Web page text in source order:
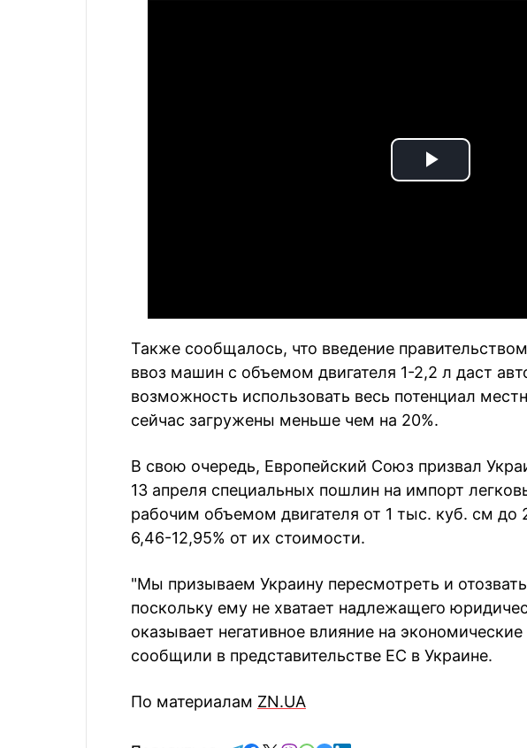
Play
Также сообщалось, что введение
ввоз машин с объемом двигателя 1-2,2 л даст
возможность использовать весь потенциал
сейчас загружены меньше чем на 20%.
В свою очередь, Европейский Союз призвал
13 апреля специальных пошлин на импорт
рабочим объемом двигателя от 1 тыс. куб. см до
6,46-12,95% от их стоимости.
"Мы призываем Украину пересмотреть и
поскольку ему не хватает надлежащего
оказывает негативное влияние на
сообщили в представительстве ЕС в Украине.
По материалам ZN.UA